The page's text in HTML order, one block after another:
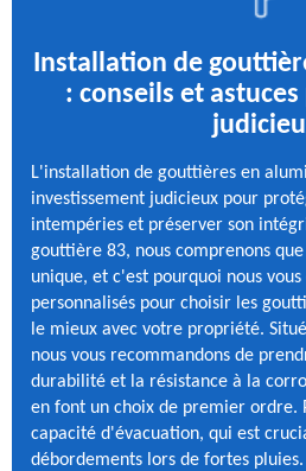
Installation de
: conseils et
L'installation de gouttières en
investissement judicieux pour
intempéries et préserver son
gouttière 83, nous comprenons
unique, et c'est pourquoi nous
personnalisés pour choisir les
le mieux avec votre propriété.
nous vous recommandons de
durabilité et la résistance à la
en font un choix de premier ordre.
capacité d'évacuation, qui est
débordements lors de fortes